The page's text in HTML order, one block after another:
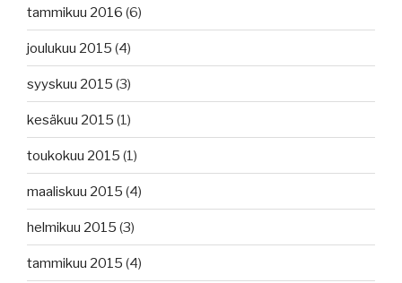
tammikuu 2016 (6)
joulukuu 2015 (4)
syyskuu 2015 (3)
kesäkuu 2015 (1)
toukokuu 2015 (1)
maaliskuu 2015 (4)
helmikuu 2015 (3)
tammikuu 2015 (4)